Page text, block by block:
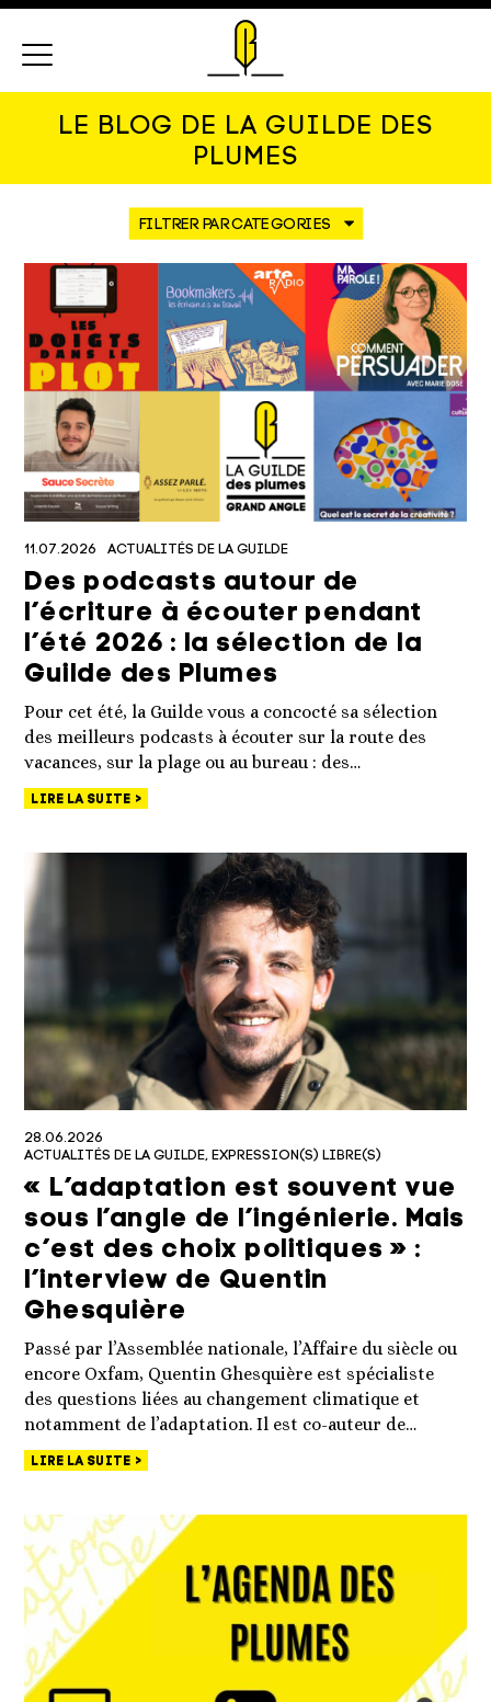
LE BLOG DE LA GUILDE DES
PLUMES
11.07.2026 ACTUALITÉS DE LA GUILDE
Des podcasts autour de
l’écriture à écouter pendant
l’été 2026 : la sélection de la
Guilde des Plumes
Pour cet été, la Guilde vous a concocté sa sélection
des meilleurs podcasts à écouter sur la route des
vacances, sur la plage ou au bureau : des…
LIRE LA SUITE
28.06.2026
ACTUALITÉS DE LA GUILDE EXPRESSION(S) LIBRE(S)
« L’adaptation est souvent vue
sous l’angle de l’ingénierie. Mais
c’est des choix politiques » :
l’interview de Quentin
Ghesquière
Passé par l’Assemblée nationale, l’Affaire du siècle ou
encore Oxfam, Quentin Ghesquière est spécialiste
des questions liées au changement climatique et
notamment de l’adaptation. Il est co-auteur de…
LIRE LA SUITE